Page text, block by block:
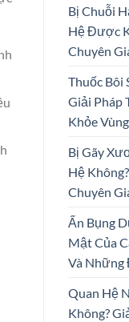
Bị Chuỗi
Hệ Được
Chuyên
Thuốc Bôi
Giải Pháp
Khỏe
Bị Gãy
Hệ
Chuyên
Ấn Bụng
Mật Của
Và Những
Quan Hệ
Không?